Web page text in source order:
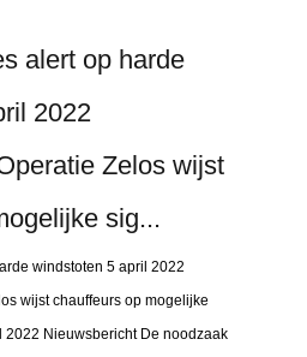
alert op harde
2022
Zelos wijst
sig...
windstoten 5 april 2022
wijst chauffeurs op mogelijke
Nieuwsbericht De noodzaak